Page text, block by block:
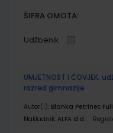
ŠIFRA OMOTA:
Udžbenik
UMJETNOST I
razred gimnazije
Autor(i): Blanka Petrinec
Nakladnik: ALFA d.d.